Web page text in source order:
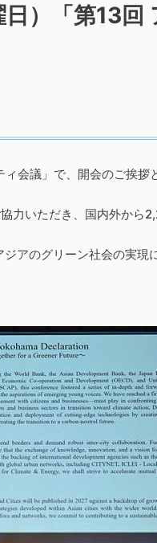
）「第13回
会議」で、開会のご挨拶
力いただき、国内外から
アのグリーン社会の実現